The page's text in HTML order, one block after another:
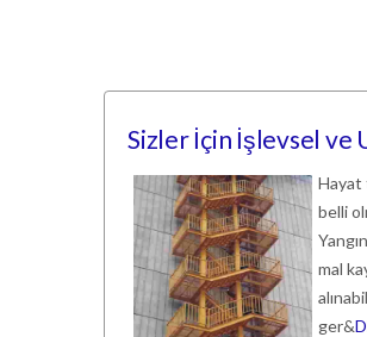
Sizler İçin İşlevsel ve
Hayat
belli
mal
ger&